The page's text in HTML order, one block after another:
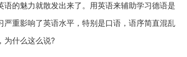
的魅力就散发出来了。用英语来辅助学习德语是
重影响了英语水平，特别是口语，语序简直混乱
为什么这么说?